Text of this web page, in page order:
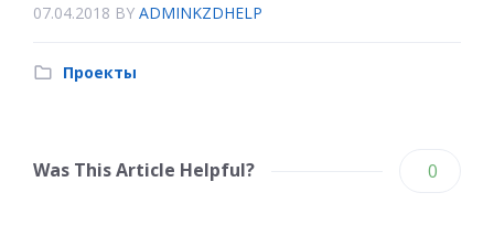
07.04.2018 BY ADMINKZDHELP
Проекты
Was This Article Helpful? 0